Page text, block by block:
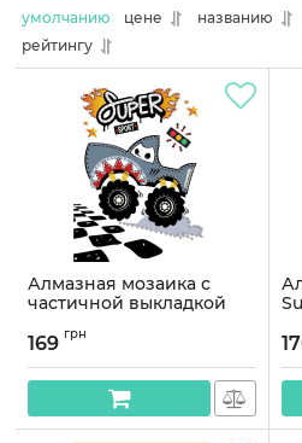
умолчанию цене
названию
рейтингу
Алмазная мозаика с
частичной выкладкой
15х20 см
Артикул:AMV1230
169 грн